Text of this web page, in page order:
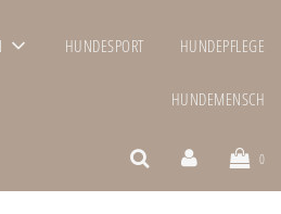
HUNDESPORT HUNDEPFLEGE
HUNDEMENSCH
0